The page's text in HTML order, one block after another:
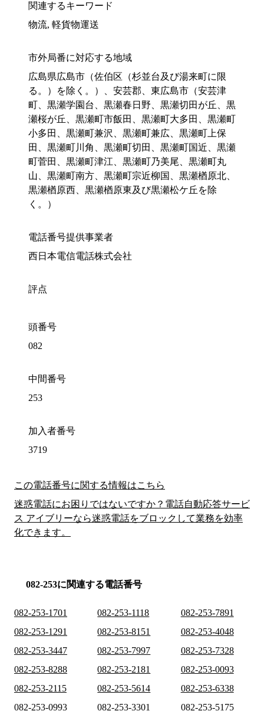
関連するキーワード
物流, 軽貨物運送
市外局番に対応する地域
広島県広島市（佐伯区（杉並台及び湯来町に限
る。）を除く。）、安芸郡、東広島市（安芸津
町、黒瀬学園台、黒瀬春日野、黒瀬切田が丘、黒
瀬桜が丘、黒瀬町市飯田、黒瀬町大多田、黒瀬町
小多田、黒瀬町兼沢、黒瀬町兼広、黒瀬町上保
田、黒瀬町川角、黒瀬町切田、黒瀬町国近、黒瀬
町菅田、黒瀬町津江、黒瀬町乃美尾、黒瀬町丸
山、黒瀬町南方、黒瀬町宗近柳国、黒瀬楢原北、
黒瀬楢原西、黒瀬楢原東及び黒瀬松ケ丘を除
く。）
電話番号提供事業者
西日本電信電話株式会社
評点
頭番号
082
中間番号
253
加入者番号
3719
この電話番号に関する情報はこちら
迷惑電話にお困りではないですか？電話自動応答サービ
ス アイブリーなら迷惑電話をブロックして業務を効率
化できます。
082-253に関連する電話番号
082-253-1701 082-253-1118
082-253-7891
082-253-1291
082-253-8151
082-253-4048
082-253-3447
082-253-7997
082-253-7328
082-253-8288
082-253-2181
082-253-0093
082-253-2115
082-253-5614
082-253-6338
082-253-0993
082-253-3301 082-253-5175